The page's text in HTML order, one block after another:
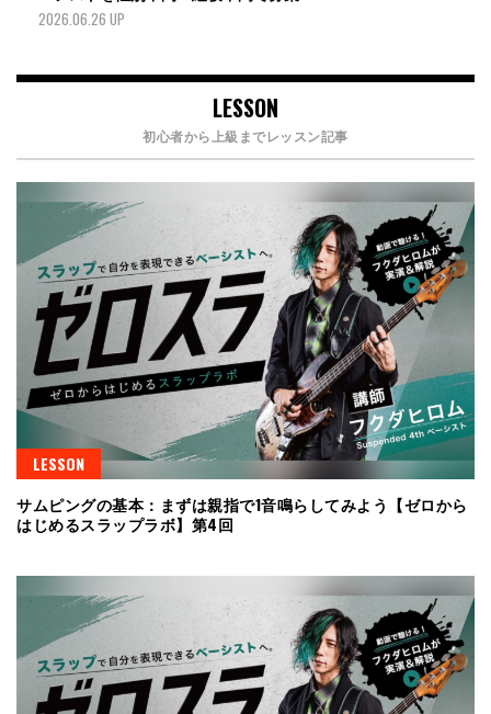
2026.06.26 UP
LESSON
初心者から上級までレッスン記事
LESSON
サムピングの基本：まずは親指で1音鳴らしてみよう【ゼロから
はじめるスラップラボ】第4回